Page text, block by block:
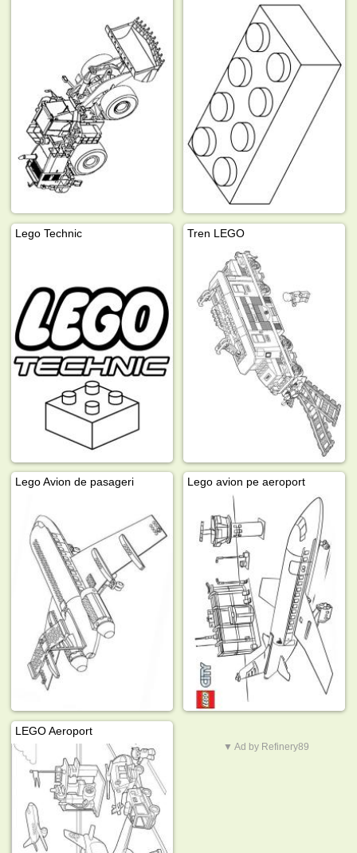
Lego Technic Tren LEGO
Lego Avion de pasageri Lego avion pe aeroport
LEGO Aeroport
▼ Ad by Refinery89